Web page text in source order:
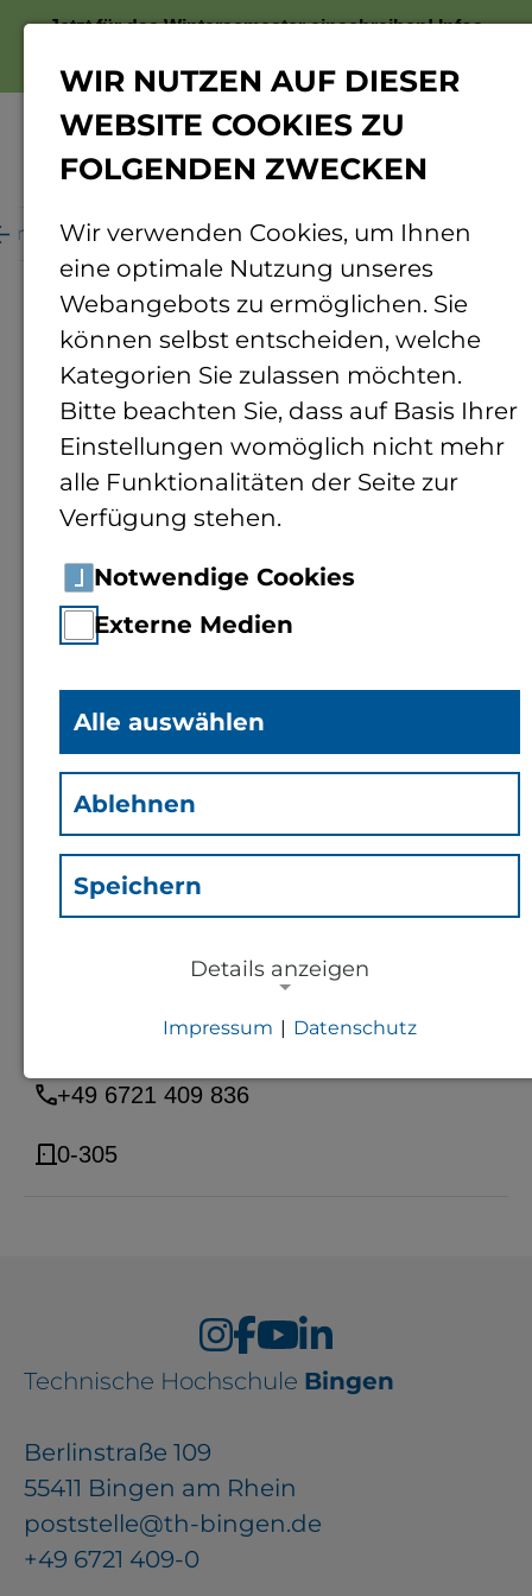
Jetzt für das Wintersemester einschreiben!Infos
Personenverzeichnis Personendetails
Andre Georg (Gad)
Mitarbeiter Recruiting im
Projekt FH Personal
a.georg@th-bingen.de
+49 6721 409 836
0-305
Technische Hochschule Bingen
Berlinstraße 109
55411 Bingen am Rhein
poststelle@th-bingen.de
+49 6721 409-0
WIR NUTZEN AUF DIESER
WEBSITE COOKIES ZU
FOLGENDEN ZWECKEN
Wir verwenden Cookies, um Ihnen
eine optimale Nutzung unseres
Webangebots zu ermöglichen. Sie
können selbst entscheiden, welche
Kategorien Sie zulassen möchten.
Bitte beachten Sie, dass auf Basis Ihrer
Einstellungen womöglich nicht mehr
alle Funktionalitäten der Seite zur
Verfügung stehen.
Notwendige Cookies
Externe Medien
Alle auswählen
Ablehnen
Speichern
Details anzeigen
Notwendige Cookies zur Session-
Funktionalität der Seite (immer
EXTERNE MEDIEN
Seitenspezifische Erfassung von
Drittanbieter, bspw. über das
Einbinden externer Videos,
Standortdaten oder
Stellenanzeigen.
Impressum | Datenschutz